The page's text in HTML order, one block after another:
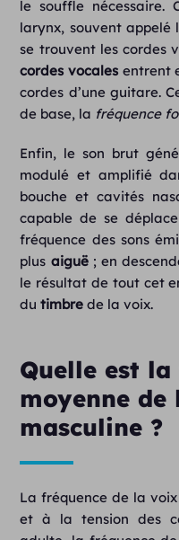
le souffle nécessaire.
larynx, souvent appelé
se trouvent les cordes
cordes vocales entrent
cordes d’une guitare.
de base, la fréquence
Enfin, le son brut
modulé et amplifié
bouche et cavités
capable de se
fréquence des sons
plus aiguë; en
le résultat de tout cet
dutimbre de la voix.
Quelle est la
moyenne
masculine ?
La fréquence de la
et à la tension des